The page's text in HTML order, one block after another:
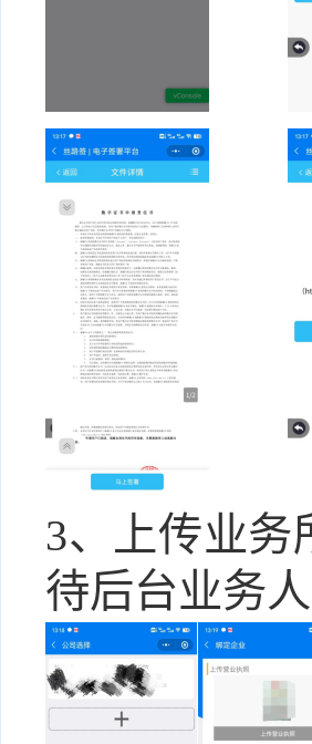
3、上传业务
待后台业务